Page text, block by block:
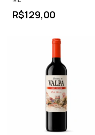
R$129,00